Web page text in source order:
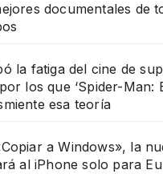
documentales de
la fatiga del cine de
los que ‘Spider-Man:
esa teoría
a Windows», la
al iPhone solo para